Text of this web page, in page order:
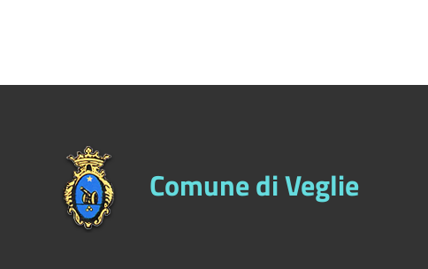
Comune di Veglie